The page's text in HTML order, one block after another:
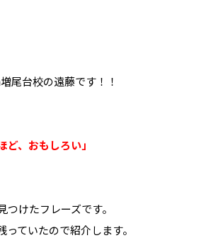
尾台校の遠藤です！！
ど、おもしろい」
つけたフレーズです。
っていたので紹介します。